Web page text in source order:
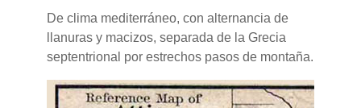
De clima mediterráneo, con alternancia de
llanuras y macizos, separada de la Grecia
septentrional por estrechos pasos de montaña.